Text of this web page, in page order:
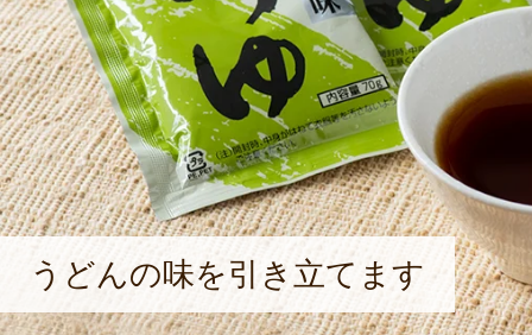
うどんの味を引き立てます